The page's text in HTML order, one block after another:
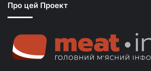
п
о
Про цей Проект